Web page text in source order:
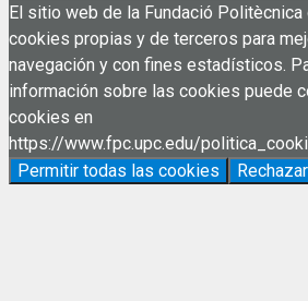
El sitio web de la Fundació Politècnica
cookies propias y de terceros para
navegación y con fines estadísticos.
información sobre las cookies puede
cookies en
https://www.fpc.upc.edu/
Permitir todas las cookies
Rechazar